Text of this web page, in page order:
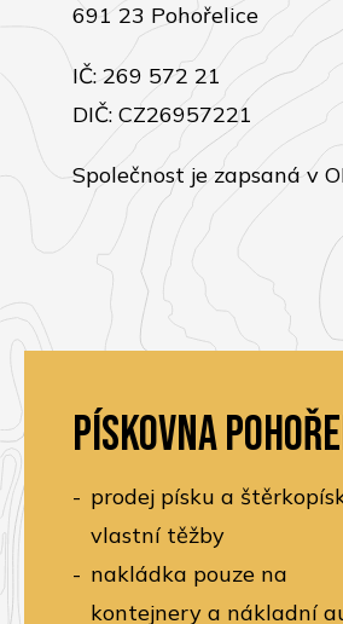
691 23 Pohořelice
IČ: 269 572 21
DIČ: CZ26957221
Společnost je zapsaná v
Pískovna
prodej písku a
vlastní těžby
nakládka pouze na
kontejnery a nákladní